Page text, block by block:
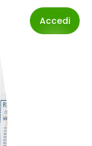
Accedi